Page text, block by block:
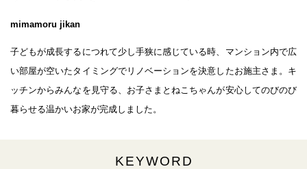
mimamoru jikan
子どもが成長するにつれて少し手狭に感じている時、マンション内で広
い部屋が空いたタイミングでリノベーションを決意したお施主さま。キ
ッチンからみんなを見守る、お子さまとねこちゃんが安心してのびのび
暮らせる温かいお家が完成しました。
KEYWORD